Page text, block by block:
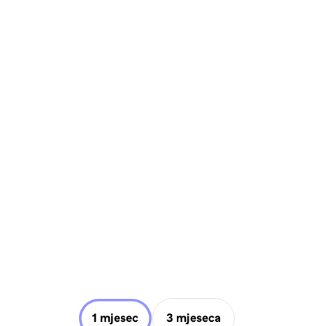
1 mjesec 3 mjeseca